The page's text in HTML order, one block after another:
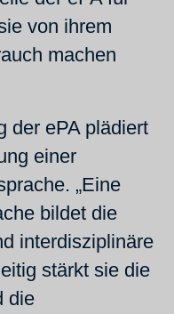
von ihrem
machen
der ePA plädiert
einer
„Eine
bildet die
interdisziplinäre
stärkt sie die
die